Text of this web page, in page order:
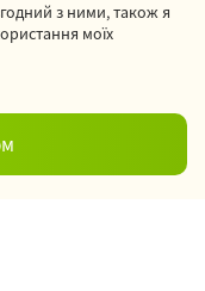
з ними, також я
моїх